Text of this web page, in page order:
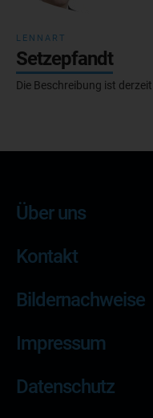
LENNART
Setzepfandt
Die Beschreibung ist
Über uns
Kontakt
Bildernachweise
Impressum
Datenschutz